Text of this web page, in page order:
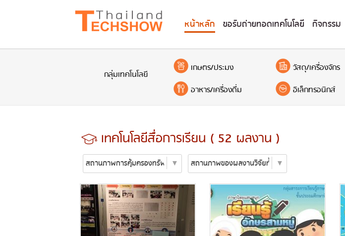
หน้าหลัก ขอรับถ่ายทอดเทคโนโลยี กิจกรรม
กลุ่มเทคโนโลยี
เกษตร/ประมง วัสดุ/เครื่องจักร
อาหาร/เครื่องดื่ม
อิเล็กทรอนิกส์
เทคโนโลยีสื่อการเรียน ( 52 ผลงาน )